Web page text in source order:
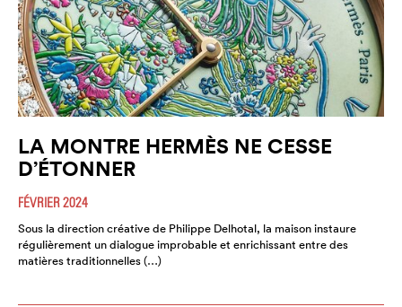
LA MONTRE HERMÈS NE CESSE
D’ÉTONNER
FÉVRIER 2024
Sous la direction créative de Philippe Delhotal, la maison instaure
régulièrement un dialogue improbable et enrichissant entre des
matières traditionnelles (…)